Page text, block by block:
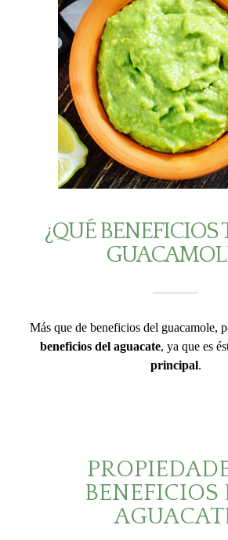
¿QUÉ BENEFICIOS
Más que de beneficios del guacamole,
beneficios del aguacate, ya que es
principal.
BENEFICIOS